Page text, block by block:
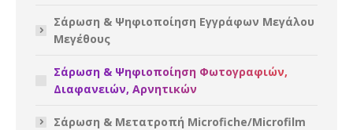
Σάρωση & Ψηφιοποίηση Εγγράφων Μεγάλου
Μεγέθους
Σάρωση & Ψηφιοποίηση Φωτογραφιών,
Διαφανειών, Αρνητικών
Σάρωση & Μετατροπή Microfiche/Microfilm